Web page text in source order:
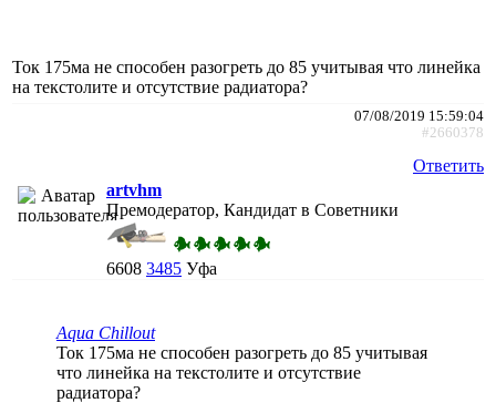
Ток 175ма не способен разогреть до 85 учитывая что линейка
на текстолите и отсутствие радиатора?
07/08/2019 15:59:04
#2660378
Ответить
artvhm
Премодератор, Кандидат в Советники
6608 3485 Уфа
Aqua Chillout
Ток 175ма не способен разогреть до 85 учитывая
что линейка на текстолите и отсутствие
радиатора?